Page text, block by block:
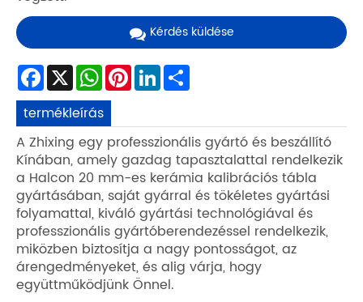
Kérdés küldése
Facebook
X WhatsApp
Pinterest
LinkedIn
termékleírás
A Zhixing egy professzionális gyártó és beszállító
Kínában, amely gazdag tapasztalattal rendelkezik
a Halcon 20 mm-es kerámia kalibrációs tábla
gyártásában, saját gyárral és tökéletes gyártási
folyamattal, kiváló gyártási technológiával és
professzionális gyártóberendezéssel rendelkezik,
miközben biztosítja a nagy pontosságot, az
árengedményeket, és alig várja, hogy
együttműködjünk Önnel.